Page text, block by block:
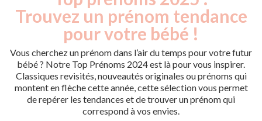
Trouvez un prénom tendance
pour votre bébé !
Vous cherchez un prénom dans l’air du temps pour votre futur
bébé ? Notre Top Prénoms 2024 est là pour vous inspirer.
Classiques revisités, nouveautés originales ou prénoms qui
montent en flèche cette année, cette sélection vous permet
de repérer les tendances et de trouver un prénom qui
correspond à vos envies.